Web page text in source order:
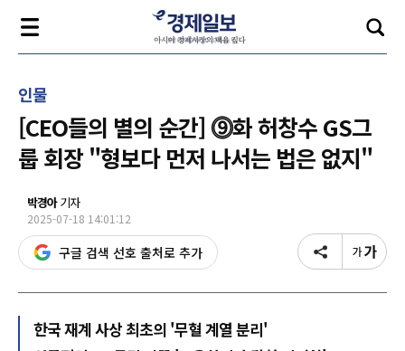
인물
[CEO들의 별의 순간] ⓽화 허창수 GS그
룹 회장 "형보다 먼저 나서는 법은 없지"
박경아기자
2025-07-18 14:01:12
구글 검색 선호 출처로 추가
한국 재계 사상 최초의 '무혈 계열 분리'